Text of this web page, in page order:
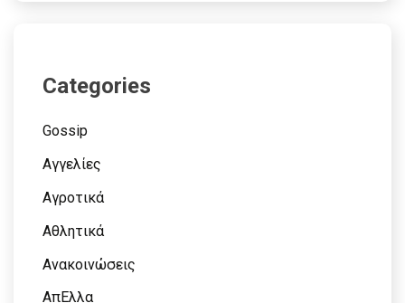
Categories
Gossip
Αγγελίες
Αγροτικά
Αθλητικά
Ανακοινώσεις
ΑπΕλλα